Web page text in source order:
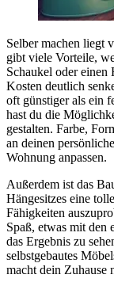
Selber machen liegt
gibt viele Vorteile,
Schaukel oder einen
Kosten deutlich
oft günstiger als ein
hast du die
gestalten. Farbe,
an deinen
Wohnung anpassen.
Außerdem ist das
Hängesitzes eine
Fähigkeiten
Spaß, etwas mit den
das Ergebnis zu
selbstgebautes
macht dein Zuhause